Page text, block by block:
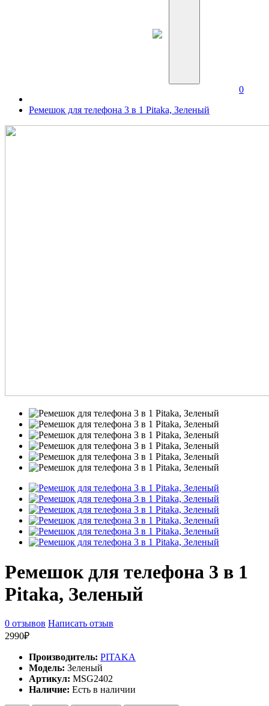
0
Ремешок для телефона 3 в 1 Pitaka, Зеленый
Ремешок для телефона 3 в 1
Pitaka, Зеленый
0 отзывов Написать отзыв
2990₽
Производитель: PITAKA
Модель: Зеленый
Артикул: MSG2402
Наличие: Есть в наличии